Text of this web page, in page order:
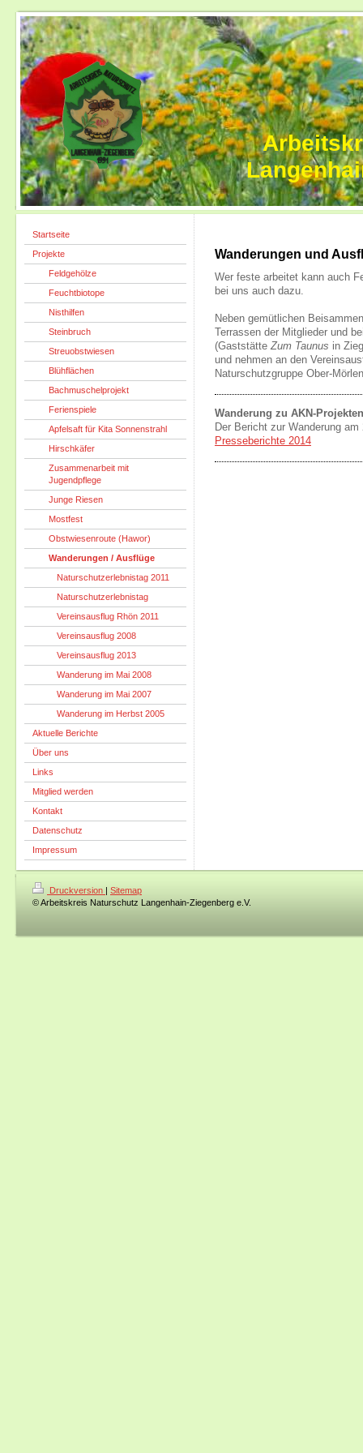
Startseite
Projekte
Feldgehölze
Feuchtbiotope
Nisthilfen
Steinbruch
Streuobstwiesen
Blühflächen
Bachmuschelprojekt
Ferienspiele
Apfelsaft für Kita Sonnenstrahl
Hirschkäfer
Zusammenarbeit mit
Jugendpflege
Junge Riesen
Mostfest
Obstwiesenroute (Hawor)
Wanderungen / Ausflüge
Naturschutzerlebnistag 2011
Naturschutzerlebnistag
Vereinsausflug Rhön 2011
Vereinsausflug 2008
Vereinsausflug 2013
Wanderung im Mai 2008
Wanderung im Mai 2007
Wanderung im Herbst 2005
Aktuelle Berichte
Über uns
Links
Mitglied werden
Kontakt
Datenschutz
Impressum
Wanderungen und
Wer feste arbeitet kann auch
bei uns auch dazu.
Neben gemütlichen
Terrassen der Mitglieder und
(GaststätteZum Taunus in
und nehmen an den
Naturschutzgruppe Ober-
Wanderung zu AKN-Projekten
Der Bericht zur Wanderung
Presseberichte 2014
Druckversion | Sitemap
© Arbeitskreis Naturschutz Langenhain-Ziegenberg e.V.